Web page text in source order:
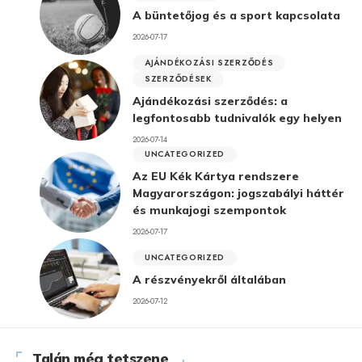
A büntetőjog és a sport kapcsolata
2026-07-17
AJÁNDÉKOZÁSI SZERZŐDÉS
SZERZŐDÉSEK
Ajándékozási szerződés: a
legfontosabb tudnivalók egy helyen
2026-07-14
UNCATEGORIZED
Az EU Kék Kártya rendszere
Magyarországon: jogszabályi háttér
és munkajogi szempontok
2026-07-17
UNCATEGORIZED
A részvényekről általában
2026-07-12
Talán még tetszene